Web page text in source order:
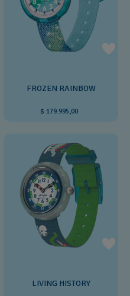
FROZEN RAINBOW
$ 179.995,00
LIVING HISTORY